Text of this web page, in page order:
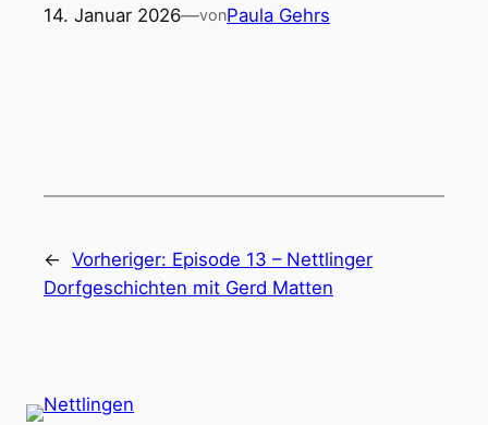
14. Januar 2026—vonPaula Gehrs
← Vorheriger: Episode 13 – Nettlinger
Dorfgeschichten mit Gerd Matten